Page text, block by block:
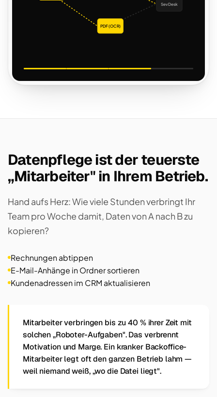
PDF (OCR)
SevDesk
Datenpflege ist der teuerste
„Mitarbeiter" in Ihrem Betrieb.
Hand aufs Herz: Wie viele Stunden verbringt Ihr
Team pro Woche damit, Daten von A nach B zu
kopieren?
Rechnungen abtippen
E-Mail-Anhänge in Ordner sortieren
Kundenadressen im CRM aktualisieren
Mitarbeiter verbringen bis zu 40 % ihrer Zeit mit
solchen „Roboter-Aufgaben". Das verbrennt
Motivation und Marge. Ein kranker Backoffice-
Mitarbeiter legt oft den ganzen Betrieb lahm —
weil niemand weiß, „wo die Datei liegt".